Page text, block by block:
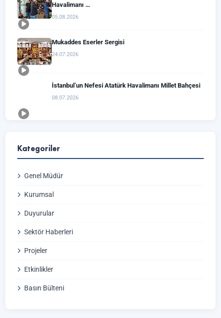
Havalimanı …
05.08.2026
Mukaddes Eserler Sergisi
24.07.2026
İstanbul’un Nefesi Atatürk Havalimanı Millet Bahçesi
08.07.2026
Kategoriler
Genel Müdür
Kurumsal
Duyurular
Sektör Haberleri
Projeler
Etkinlikler
Basın Bülteni